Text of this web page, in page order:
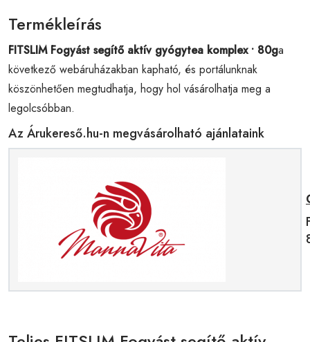
Termékleírás
FITSLIM Fogyást segítő aktív gyógytea komplex • 80ga
következő webáruházakban kapható, és portálunknak
köszönhetően megtudhatja, hogy hol vásárolhatja meg a
legolcsóbban.
Az Árukereső.hu-n megvásárolható ajánlataink